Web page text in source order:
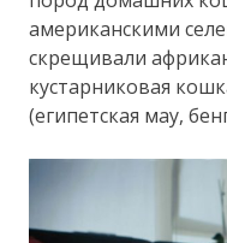
американскими
скрещивали
кустарниковая
(египетская мау,